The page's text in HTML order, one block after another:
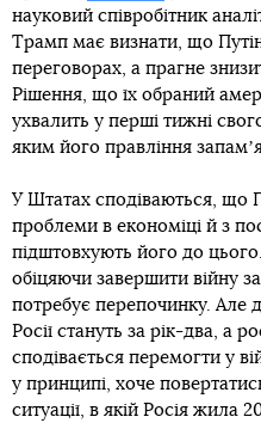
науковий співробітник
Трамп має визнати, що
переговорах, а прагне
Рішення, що їх обраний
ухвалить у перші тижні
яким його правління
У Штатах сподіваються, що
проблеми в економіці й з
підштовхують його до
обіцяючи завершити війну
потребує перепочинку. Але
Росії стануть за рік-два, а
сподівається перемогти у
у принципі, хоче
ситуації, в якій Росія жила